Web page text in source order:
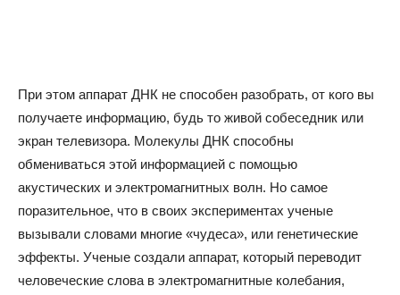
При этом аппарат ДНК не способен разобрать, от кого вы
получаете информацию, будь то живой собеседник или
экран телевизора. Молекулы ДНК способны
обмениваться этой информацией с помощью
акустических и электромагнитных волн. Но самое
поразительное, что в своих экспериментах ученые
вызывали словами многие «чудеса», или генетические
эффекты. Ученые создали аппарат, который переводит
человеческие слова в электромагнитные колебания,